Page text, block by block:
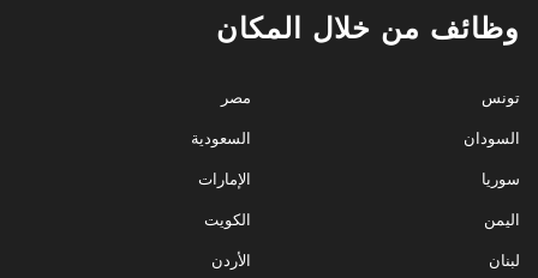
وظائف من خلال المكان
مصر
السعودية
الإمارات
الكويت
الأردن
تونس
السودان
سوريا
اليمن
لبنان